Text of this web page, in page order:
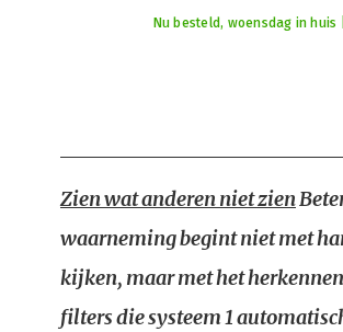
Nu besteld, woensdag in
Zien wat anderen niet zien
waarneming begint niet met
kijken, maar met het
filters die systeem 1